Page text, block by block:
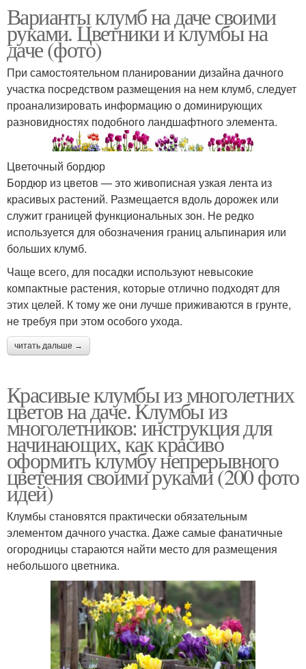
Варианты клумб на даче своими
руками. Цветники и клумбы на
даче (фото)
При самостоятельном планировании дизайна дачного
участка посредством размещения на нем клумб, следует
проанализировать информацию о доминирующих
разновидностях подобного ландшафтного элемента.
Цветочный бордюр
Бордюр из цветов — это живописная узкая лента из
красивых растений. Размещается вдоль дорожек или
служит границей функциональных зон. Не редко
используется для обозначения границ альпинария или
больших клумб.
Чаще всего, для посадки используют невысокие
компактные растения, которые отлично подходят для
этих целей. К тому же они лучше приживаются в грунте,
не требуя при этом особого ухода.
читать дальше →
Красивые клумбы из многолетних
цветов на даче. Клумбы из
многолетников: инструкция для
начинающих, как красиво
оформить клумбу непрерывного
цветения своими руками (200 фото
идей)
Клумбы становятся практически обязательным
элементом дачного участка. Даже самые фанатичные
огородницы стараются найти место для размещения
небольшого цветника.